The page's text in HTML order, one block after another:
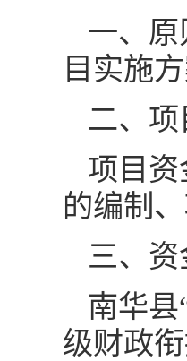
一、
目实施方
二、
项目资
的编制
三、
南华
级财政